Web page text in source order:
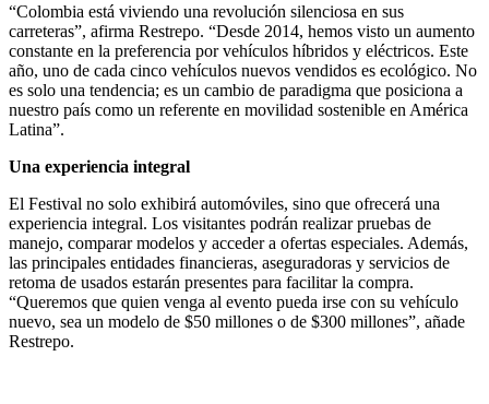
“Colombia está viviendo una revolución silenciosa en sus
carreteras”, afirma Restrepo. “Desde 2014, hemos visto un aumento
constante en la preferencia por vehículos híbridos y eléctricos. Este
año, uno de cada cinco vehículos nuevos vendidos es ecológico. No
es solo una tendencia; es un cambio de paradigma que posiciona a
nuestro país como un referente en movilidad sostenible en América
Latina”.
Una experiencia integral
El Festival no solo exhibirá automóviles, sino que ofrecerá una
experiencia integral. Los visitantes podrán realizar pruebas de
manejo, comparar modelos y acceder a ofertas especiales. Además,
las principales entidades financieras, aseguradoras y servicios de
retoma de usados estarán presentes para facilitar la compra.
“Queremos que quien venga al evento pueda irse con su vehículo
nuevo, sea un modelo de $50 millones o de $300 millones”, añade
Restrepo.